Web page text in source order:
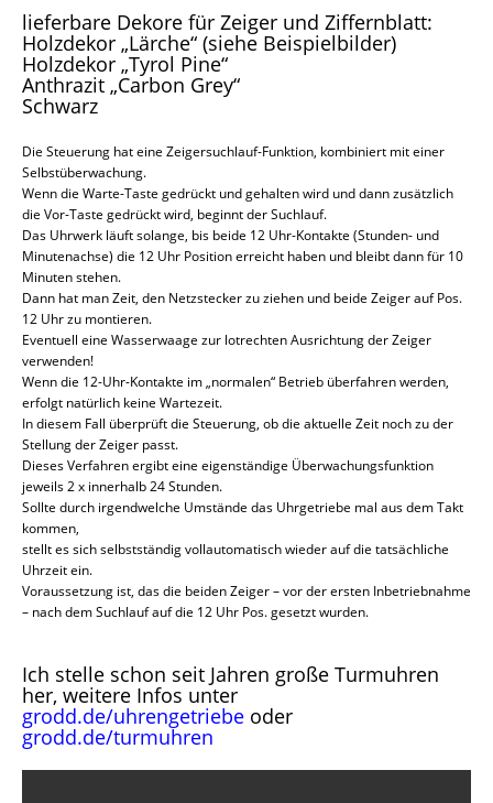
lieferbare Dekore für Zeiger und Ziffernblatt:
Holzdekor „Lärche“ (siehe Beispielbilder)
Holzdekor „Tyrol Pine“
Anthrazit „Carbon Grey“
Schwarz
Die Steuerung hat eine Zeigersuchlauf-Funktion, kombiniert mit einer
Selbstüberwachung.
Wenn die Warte-Taste gedrückt und gehalten wird und dann zusätzlich
die Vor-Taste gedrückt wird, beginnt der Suchlauf.
Das Uhrwerk läuft solange, bis beide 12 Uhr-Kontakte (Stunden- und
Minutenachse) die 12 Uhr Position erreicht haben und bleibt dann für 10
Minuten stehen.
Dann hat man Zeit, den Netzstecker zu ziehen und beide Zeiger auf Pos.
12 Uhr zu montieren.
Eventuell eine Wasserwaage zur lotrechten Ausrichtung der Zeiger
verwenden!
Wenn die 12-Uhr-Kontakte im „normalen“ Betrieb überfahren werden,
erfolgt natürlich keine Wartezeit.
In diesem Fall überprüft die Steuerung, ob die aktuelle Zeit noch zu der
Stellung der Zeiger passt.
Dieses Verfahren ergibt eine eigenständige Überwachungsfunktion
jeweils 2 x innerhalb 24 Stunden.
Sollte durch irgendwelche Umstände das Uhrgetriebe mal aus dem Takt
kommen,
stellt es sich selbstständig vollautomatisch wieder auf die tatsächliche
Uhrzeit ein.
Voraussetzung ist, das die beiden Zeiger – vor der ersten Inbetriebnahme
– nach dem Suchlauf auf die 12 Uhr Pos. gesetzt wurden.
Ich stelle schon seit Jahren große Turmuhren
her, weitere Infos unter
grodd.de/uhrengetriebe oder
grodd.de/turmuhren